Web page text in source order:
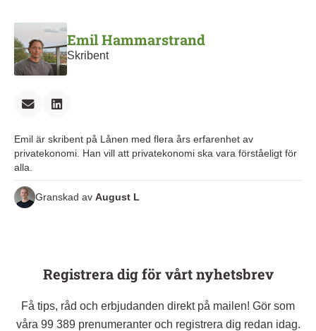
Emil Hammarstrand
Skribent
Emil är skribent på Lånen med flera års erfarenhet av
privatekonomi. Han vill att privatekonomi ska vara förståeligt för
alla.
Granskad av August L
Registrera dig för vårt nyhetsbrev
Få tips, råd och erbjudanden direkt på mailen! Gör som
våra 99 389 prenumeranter och registrera dig redan idag.